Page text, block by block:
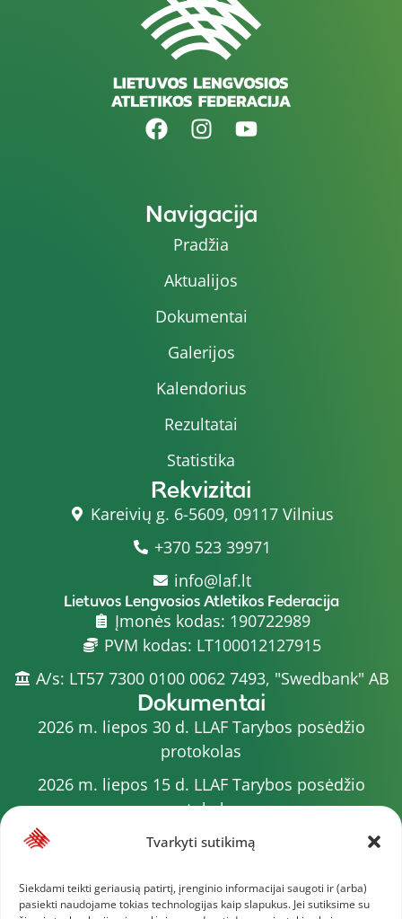
Tvarkyti sutikimą
Siekdami teikti geriausią patirtį, įrenginio informacijai saugoti ir (arba)
pasiekti naudojame tokias technologijas kaip slapukus. Jei sutiksime su
Navigacija
Pradžia
Aktualijos
Dokumentai
Galerijos
Kalendorius
Rezultatai
Statistika
Rekvizitai
Kareivių g. 6-5609, 09117 Vilnius
+370 523 39971
info@laf.lt
Lietuvos Lengvosios Atletikos Federacija
Įmonės kodas: 190722989
PVM kodas: LT100012127915
A/s: LT57 7300 0100 0062 7493, "Swedbank" AB
Dokumentai
2026 m. liepos 30 d. LLAF Tarybos posėdžio
protokolas
2026 m. liepos 15 d. LLAF Tarybos posėdžio
protokolas
2026 m. liepos 20 d. LLAF VK posėdžio protokolas
2026 m. varžybų kalendorius